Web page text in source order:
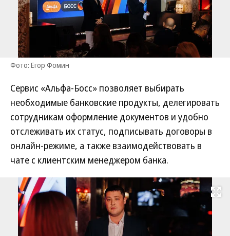
Фото: Егор Фомин
Сервис «Альфа-Босс» позволяет выбирать
необходимые банковские продукты, делегировать
сотрудникам оформление документов и удобно
отслеживать их статус, подписывать договоры в
онлайн-режиме, а также взаимодействовать в
чате с клиентским менеджером банка.
Развернуть